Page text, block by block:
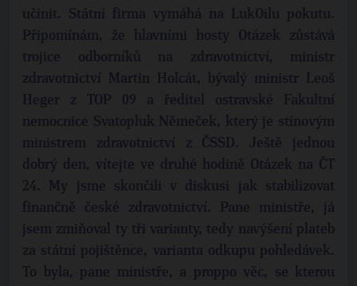
učinit. Státní firma vymáhá na LukOilu pokutu.
Připomínám, že hlavními hosty Otázek zůstává
trojice odborníků na zdravotnictví, ministr
zdravotnictví Martin Holcát, bývalý ministr Leoš
Heger z TOP 09 a ředitel ostravské Fakultní
nemocnice Svatopluk Němeček, který je stínovým
ministrem zdravotnictví z ČSSD. Ještě jednou
dobrý den, vítejte ve druhé hodině Otázek na ČT
24. My jsme skončili v diskusi jak stabilizovat
finančně české zdravotnictví. Pane ministře, já
jsem zmiňoval ty tři varianty, tedy navýšení plateb
za státní pojištěnce, varianta odkupu pohledávek.
To byla, pane ministře, a proppo věc, se kterou